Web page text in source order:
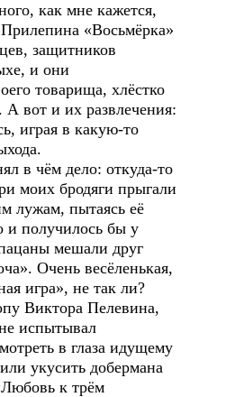
как мне кажется,
«Восьмёрка»
защитников
и они
товарища, хлёстко
вот и их развлечения:
играя в какую-то
в чём дело: откуда-то
моих бродяги прыгали
лужам, пытаясь её
и получилось бы у
мешали друг
Очень весёленькая,
игра», не так ли?
Виктора Пелевина,
испытывал
в глаза идущему
укусить добермана
к трём